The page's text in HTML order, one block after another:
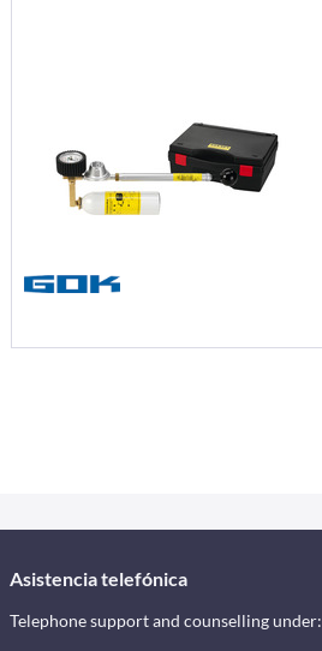
Asistencia telefónica
Telephone support and counselling under: